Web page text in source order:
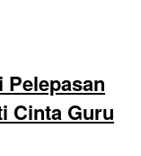
Pelepasan
Cinta Guru